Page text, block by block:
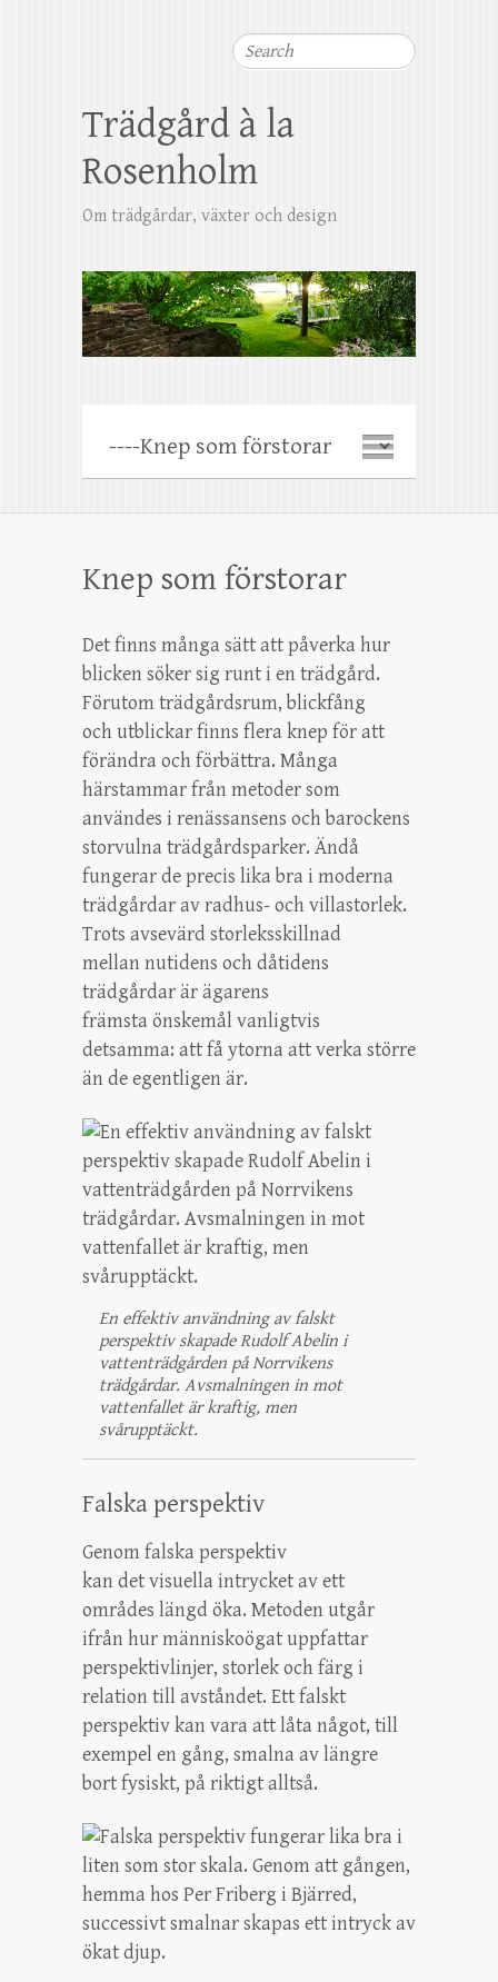
Search
Trädgård à la
Rosenholm
Om trädgårdar, växter och design
Knep som förstorar
Det finns många sätt att påverka hur
blicken söker sig runt i en trädgård.
Förutom trädgårdsrum, blickfång
och utblickar finns flera knep för att
förändra och förbättra. Många
härstammar från metoder som
användes i renässansens och barockens
storvulna trädgårdsparker. Ändå
fungerar de precis lika bra i moderna
trädgårdar av radhus- och villastorlek.
Trots avsevärd storleksskillnad
mellan nutidens och dåtidens
trädgårdar är ägarens
främsta önskemål vanligtvis
detsamma: att få ytorna att verka större
än de egentligen är.
En effektiv användning av falskt
perspektiv skapade Rudolf Abelin i
vattenträdgården på Norrvikens
trädgårdar. Avsmalningen in mot
vattenfallet är kraftig, men
svårupptäckt.
Falska perspektiv
Genom falska perspektiv
kan det visuella intrycket av ett
områdes längd öka. Metoden utgår
ifrån hur människoögat uppfattar
perspektivlinjer, storlek och färg i
relation till avståndet. Ett falskt
perspektiv kan vara att låta något, till
exempel en gång, smalna av längre
bort fysiskt, på riktigt alltså.